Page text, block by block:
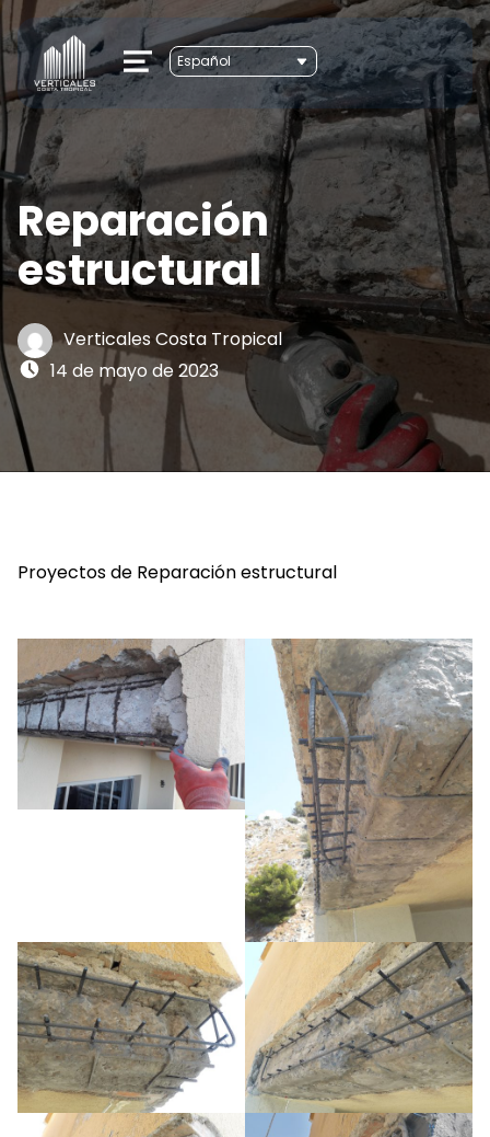
MENU
Reparación
estructural
Written by:
Verticales Costa Tropical
Posted on:
14 de mayo de 2023
Proyectos de Reparación estructural